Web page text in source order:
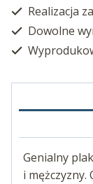
Realizacja
Dowolne
Genialny
i mężczyzny.